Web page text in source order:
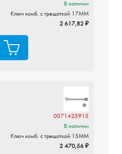
В наличии
Ключ комб. с трещоткой 17MM
2 617,82 ₽
0071425915
В наличии
Ключ комб. с трещоткой 15MM
2 470,56 ₽